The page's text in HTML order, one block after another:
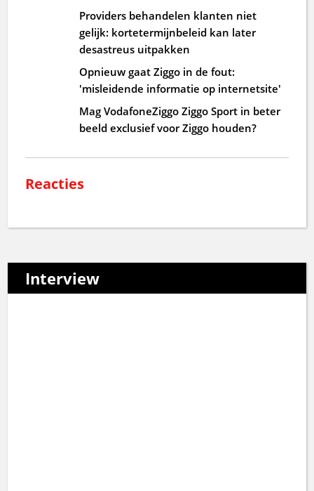
Providers behandelen klanten niet
gelijk: kortetermijnbeleid kan later
desastreus uitpakken
Opnieuw gaat Ziggo in de fout:
'misleidende informatie op internetsite'
Mag VodafoneZiggo Ziggo Sport in beter
beeld exclusief voor Ziggo houden?
Reacties
Interview